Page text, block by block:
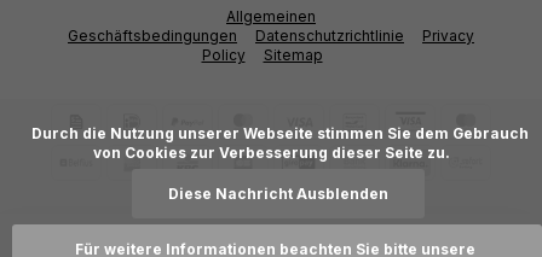
Allgemeinen
Geschäftsbedingungen
Datenschutzrichtlinie
Privacy
Policy
Sitemap
von Cookies zur Verbesserung dieser Seite zu.
Diese Nachricht Ausblenden
Für weitere Informationen beachten Sie bitte unsere